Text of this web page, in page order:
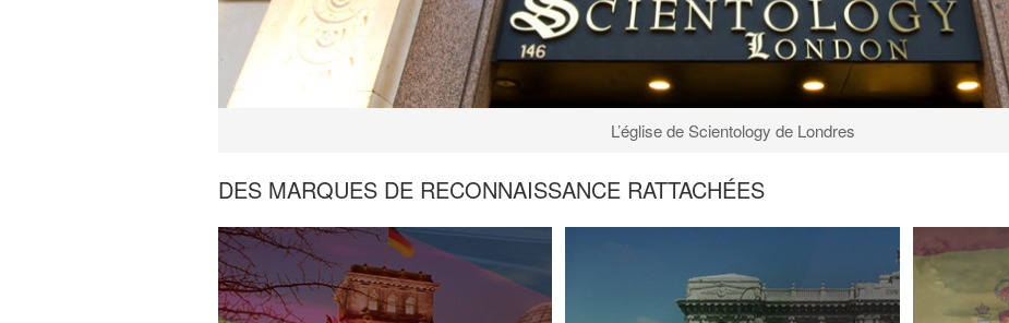
L’église de Scientology de Londres
DES MARQUES DE RECONNAISSANCE RATTACHÉES